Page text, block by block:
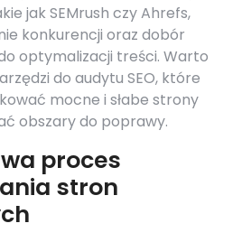
jak SEMrush czy Ahrefs,
konkurencji oraz dobór
optymalizacji treści. Warto
do audytu SEO, które
mocne i słabe strony
obszary do poprawy.
proces
stron